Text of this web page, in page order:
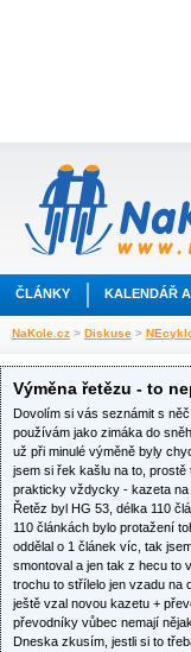
ČLÁNKY KALENDÁŘ
NaKole.cz > Diskuse >
Výměna řetězu - to
Dovolím si vás seznámit s
používám jako zimáka do
už při minulé výměně byly
jsem si řek kašlu na to,
prakticky vždycky - kazeta
Řetěz byl HG 53, délka 110
110 článkách bylo protažení
oddělal o 1 článek víc, tak
smontoval a jen tak z hecu to
trochu to střílelo jen vzadu na
ještě vzal novou kazetu +
převodníky vůbec nemají
Dneska zkusím, jestli si to